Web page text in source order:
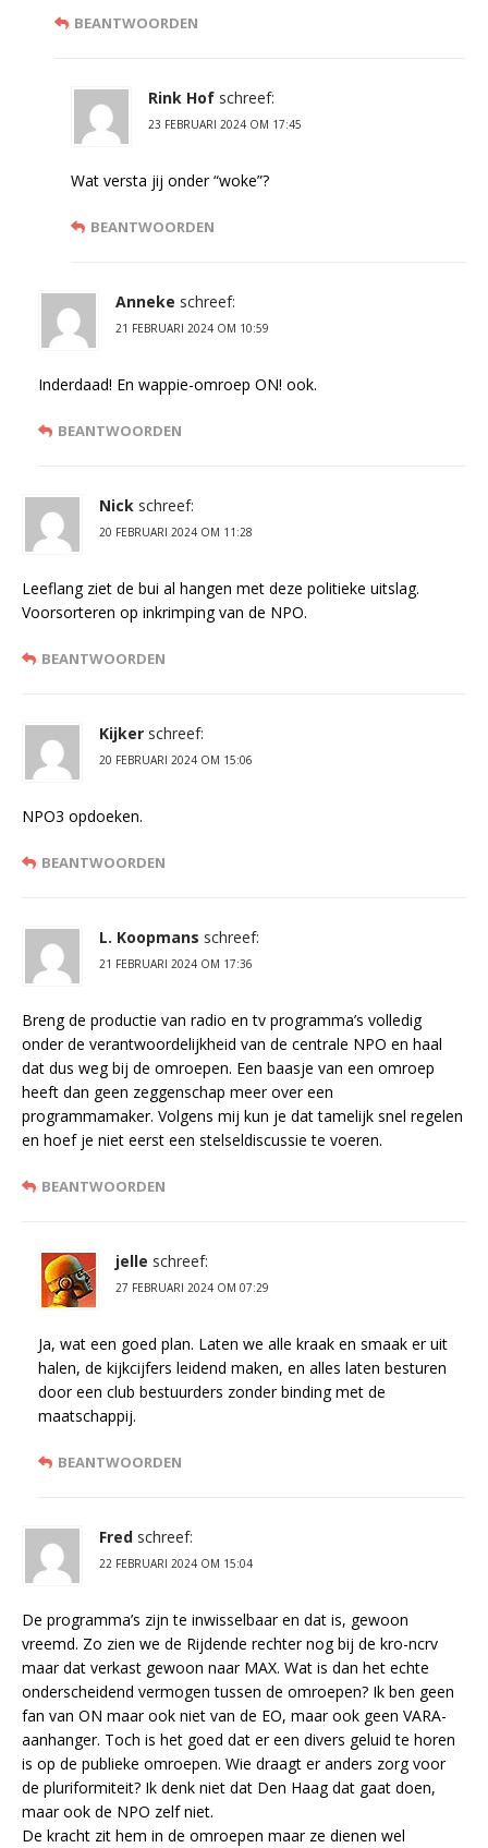
BEANTWOORDEN
Rink Hof schreef:
23 FEBRUARI 2024 OM 17:45
Wat versta jij onder “woke”?
BEANTWOORDEN
Anneke schreef:
21 FEBRUARI 2024 OM 10:59
Inderdaad! En wappie-omroep ON! ook.
BEANTWOORDEN
Nick schreef:
20 FEBRUARI 2024 OM 11:28
Leeflang ziet de bui al hangen met deze politieke uitslag.
Voorsorteren op inkrimping van de NPO.
BEANTWOORDEN
Kijker schreef:
20 FEBRUARI 2024 OM 15:06
NPO3 opdoeken.
BEANTWOORDEN
L. Koopmans schreef:
21 FEBRUARI 2024 OM 17:36
Breng de productie van radio en tv programma’s volledig
onder de verantwoordelijkheid van de centrale NPO en haal
dat dus weg bij de omroepen. Een baasje van een omroep
heeft dan geen zeggenschap meer over een
programmamaker. Volgens mij kun je dat tamelijk snel regelen
en hoef je niet eerst een stelseldiscussie te voeren.
BEANTWOORDEN
jelle schreef:
27 FEBRUARI 2024 OM 07:29
Ja, wat een goed plan. Laten we alle kraak en smaak er uit
halen, de kijkcijfers leidend maken, en alles laten besturen
door een club bestuurders zonder binding met de
maatschappij.
BEANTWOORDEN
Fred schreef:
22 FEBRUARI 2024 OM 15:04
De programma’s zijn te inwisselbaar en dat is, gewoon
vreemd. Zo zien we de Rijdende rechter nog bij de kro-ncrv
maar dat verkast gewoon naar MAX. Wat is dan het echte
onderscheidend vermogen tussen de omroepen? Ik ben geen
fan van ON maar ook niet van de EO, maar ook geen VARA-
aanhanger. Toch is het goed dat er een divers geluid te horen
is op de publieke omroepen. Wie draagt er anders zorg voor
de pluriformiteit? Ik denk niet dat Den Haag dat gaat doen,
maar ook de NPO zelf niet.
De kracht zit hem in de omroepen maar ze dienen wel